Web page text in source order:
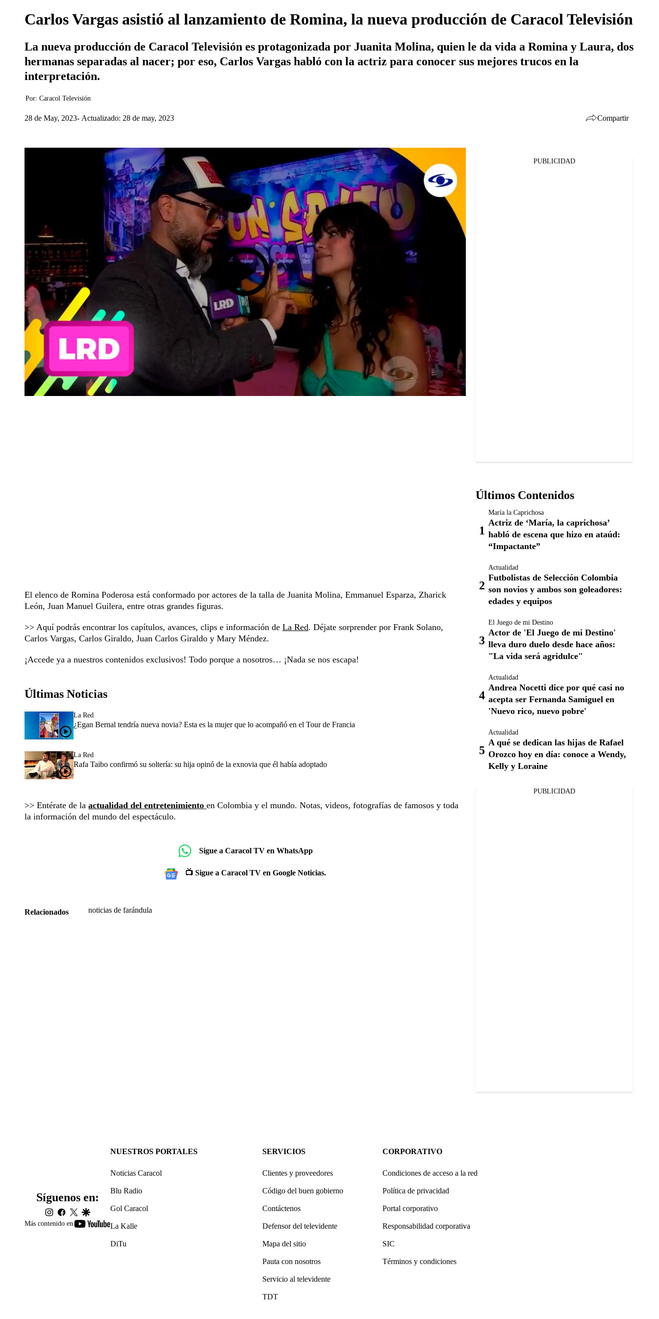
Carlos Vargas asistió al lanzamiento de Romina, la nueva producción de Caracol Televisión
La nueva producción de Caracol Televisión es protagonizada por Juanita Molina, quien le da vida a Romina y Laura, dos
hermanas separadas al nacer; por eso, Carlos Vargas habló con la actriz para conocer sus mejores trucos en la
interpretación.
Por: Caracol Televisión
28 de May, 2023 Actualizado: 28 de may, 2023 Compartir
El elenco de Romina Poderosa está conformado por actores de la talla de Juanita Molina, Emmanuel Esparza, Zharick
León, Juan Manuel Guilera, entre otras grandes figuras.
>> Aquí podrás encontrar los capítulos, avances, clips e información de La Red. Déjate sorprender por Frank Solano,
Carlos Vargas, Carlos Giraldo, Juan Carlos Giraldo y Mary Méndez.
¡Accede ya a nuestros contenidos exclusivos! Todo porque a nosotros… ¡Nada se nos escapa!
Últimas Noticias
La Red
¿Egan Bernal tendría nueva novia? Esta es la mujer que lo acompañó en el Tour de Francia
La Red
Rafa Taibo confirmó su soltería: su hija opinó de la exnovia que él había adoptado
>> Entérate de la actualidad del entretenimiento en Colombia y el mundo. Notas, videos, fotografías de famosos y toda
la información del mundo del espectáculo.
Sigue a Caracol TV en WhatsApp
📺 Sigue a Caracol TV en Google Noticias.
Relacionados noticias de farándula
PUBLICIDAD
Últimos Contenidos
María la Caprichosa
Actriz de ‘María, la caprichosa’
habló de escena que hizo en ataúd:
“Impactante”
Actualidad
Futbolistas de Selección Colombia
son novios y ambos son goleadores:
edades y equipos
El Juego de mi Destino
Actor de 'El Juego de mi Destino'
lleva duro duelo desde hace años:
"La vida será agridulce"
Actualidad
Andrea Nocetti dice por qué casi no
acepta ser Fernanda Samiguel en
'Nuevo rico, nuevo pobre'
Actualidad
A qué se dedican las hijas de Rafael
Orozco hoy en día: conoce a Wendy,
Kelly y Loraine
PUBLICIDAD
Más contenido en
youtube-
Síguenos en:
instagram
facebook
twittergoogle
NUESTROS PORTALES
Noticias Caracol
Blu Radio
Gol Caracol
La Kalle
DiTu
SERVICIOS
Clientes y proveedores
Código del buen gobierno
Contáctenos
Defensor del televidente
Mapa del sitio
Pauta con nosotros
Servicio al televidente
TDT
CORPORATIVO
Condiciones de acceso a la red
Política de privacidad
Portal corporativo
Responsabilidad corporativa
SIC
Términos y condiciones